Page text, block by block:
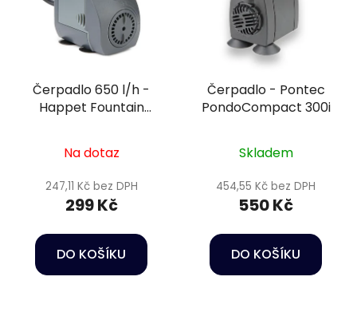
Čerpadlo 650 l/h -
Happet Fountain
Na dotaz
247,11 Kč bez DPH
299 Kč
DO KOŠÍKU
Čerpadlo - Pontec
PondoCompact 300i
Skladem
454,55 Kč bez DPH
550 Kč
DO KOŠÍKU